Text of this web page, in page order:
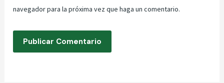
navegador para la próxima vez que haga un comentario.